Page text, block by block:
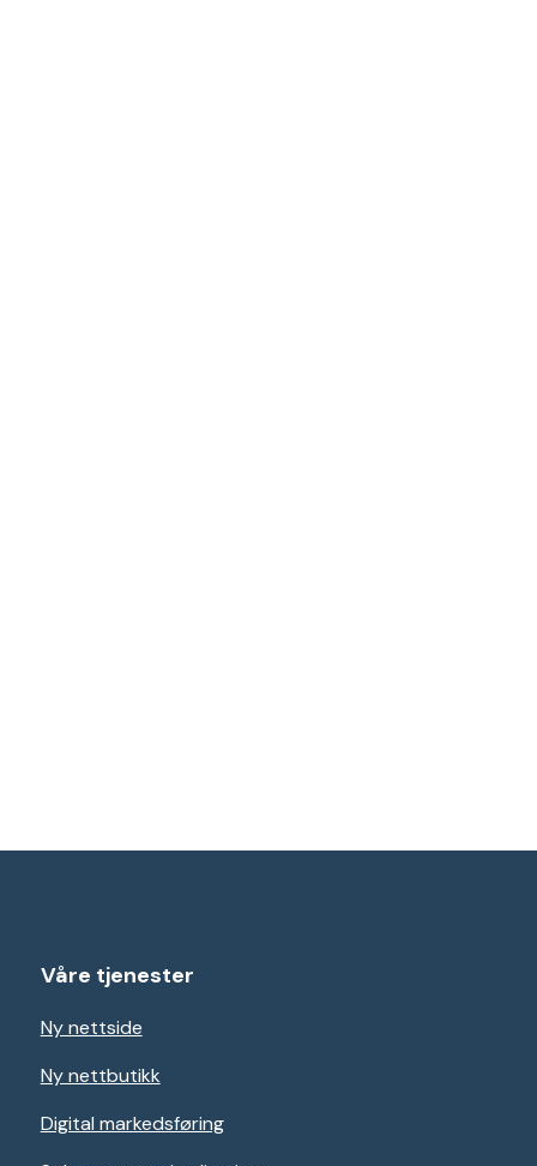
Våre tjenester
Ny nettside
Ny nettbutikk
Digital markedsføring